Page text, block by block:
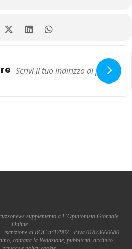
supplemento a L'Opinionista Giornale
Online
iscrizione al ROC n°17982 - P.iva 01873660680
contatta la Redazione, pubblicità, archivio